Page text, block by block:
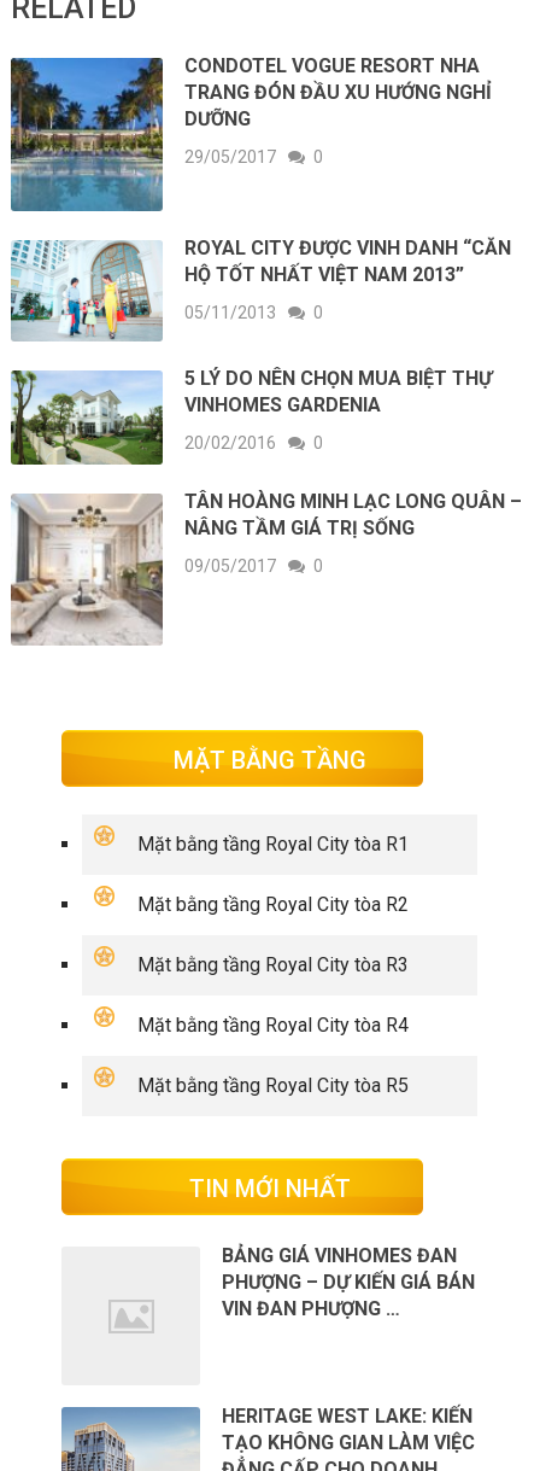
RELATED
CONDOTEL VOGUE RESORT NHA
TRANG ĐÓN ĐẦU XU HƯỚNG NGHỈ
DƯỠNG
29/05/2017 0
ROYAL CITY ĐƯỢC VINH DANH “CĂN
HỘ TỐT NHẤT VIỆT NAM 2013”
05/11/2013 0
5 LÝ DO NÊN CHỌN MUA BIỆT THỰ
VINHOMES GARDENIA
20/02/2016 0
TÂN HOÀNG MINH LẠC LONG QUÂN –
NÂNG TẦM GIÁ TRỊ SỐNG
09/05/2017 0
MẶT BẰNG TẦNG
Mặt bằng tầng Royal City tòa R1
Mặt bằng tầng Royal City tòa R2
Mặt bằng tầng Royal City tòa R3
Mặt bằng tầng Royal City tòa R4
Mặt bằng tầng Royal City tòa R5
TIN MỚI NHẤT
BẢNG GIÁ VINHOMES ĐAN
PHƯỢNG – DỰ KIẾN GIÁ BÁN
VIN ĐAN PHƯỢNG …
HERITAGE WEST LAKE: KIẾN
TẠO KHÔNG GIAN LÀM VIỆC